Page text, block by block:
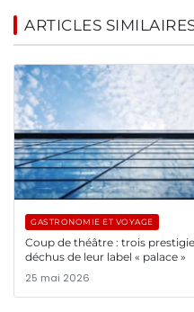
ARTICLES
GASTRONOMIE ET VOYAGE
Coup de théâtre : trois
déchus de leur label « palace »
25 mai 2026